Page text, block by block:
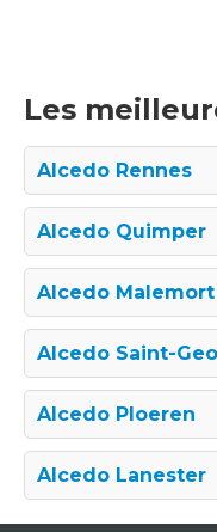
Les
Alcedo Rennes
Alcedo Quimper
Alcedo Malemort
Alcedo Saint-
Alcedo Ploeren
Alcedo Lanester